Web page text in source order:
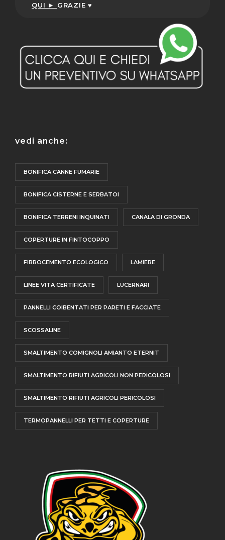
QUI ► GRAZIE ♥
vedi anche:
BONIFICA CANNE FUMARIE
BONIFICA CISTERNE E SERBATOI
BONIFICA TERRENI INQUINATI CANALA DI GRONDA
COPERTURE IN FINTOCOPPO
FIBROCEMENTO ECOLOGICO LAMIERE
LINEE VITA CERTIFICATE LUCERNARI
PANNELLI COIBENTATI PER PARETI E FACCIATE
SCOSSALINE
SMALTIMENTO COMIGNOLI AMIANTO ETERNIT
SMALTIMENTO RIFIUTI AGRICOLI NON PERICOLOSI
SMALTIMENTO RIFIUTI AGRICOLI PERICOLOSI
TERMOPANNELLI PER TETTI E COPERTURE